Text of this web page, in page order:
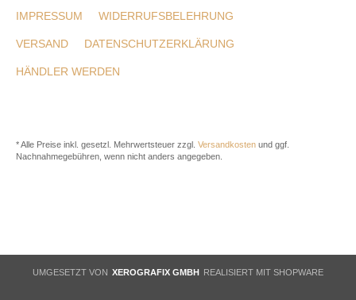
IMPRESSUM WIDERRUFSBELEHRUNG
VERSAND DATENSCHUTZERKLÄRUNG
HÄNDLER WERDEN
* Alle Preise inkl. gesetzl. Mehrwertsteuer zzgl. Versandkosten und ggf.
Nachnahmegebühren, wenn nicht anders angegeben.
UMGESETZT VON XEROGRAFIX GMBH REALISIERT MIT SHOPWARE